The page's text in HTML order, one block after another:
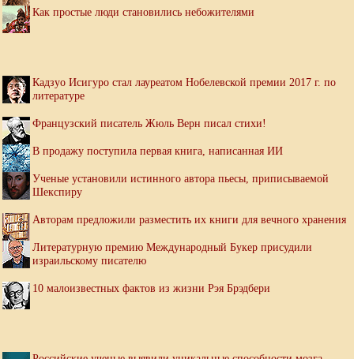
Как простые люди становились небожителями
Кадзуо Исигуро стал лауреатом Нобелевской премии 2017 г. по
литературе
Французский писатель Жюль Верн писал стихи!
В продажу поступила первая книга, написанная ИИ
Ученые установили истинного автора пьесы, приписываемой
Шекспиру
Авторам предложили разместить их книги для вечного хранения
Литературную премию Международный Букер присудили
израильскому писателю
10 малоизвестных фактов из жизни Рэя Брэдбери